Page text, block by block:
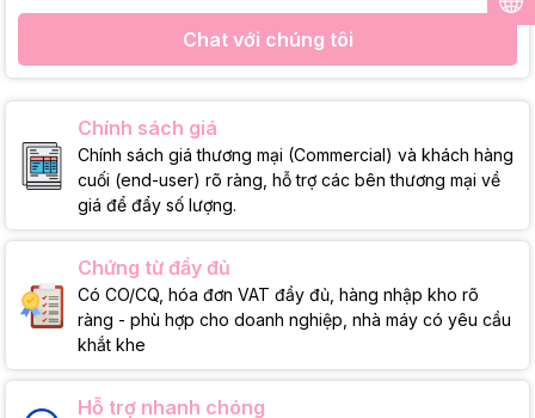
Chat với chúng tôi
Chính sách giá
Chính sách giá thương mại (Commercial) và khách hàng
cuối (end-user) rõ ràng, hỗ trợ các bên thương mại về
giá để đẩy số lượng.
Chứng từ đầy đủ
Có CO/CQ, hóa đơn VAT đầy đủ, hàng nhập kho rõ
ràng - phù hợp cho doanh nghiệp, nhà máy có yêu cầu
khắt khe
Hỗ trợ nhanh chóng